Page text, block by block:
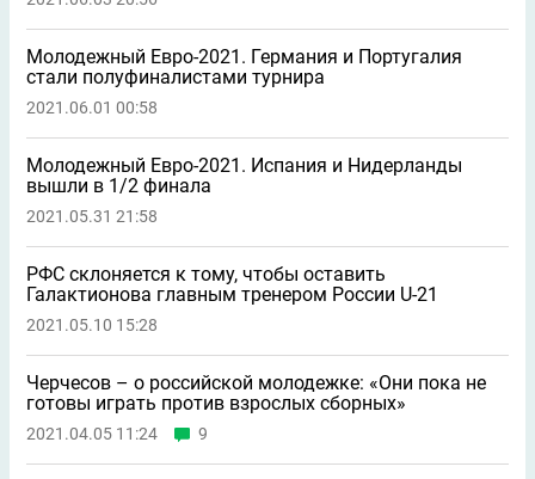
Молодежный Евро-2021. Германия и Португалия
стали полуфиналистами турнира
2021.06.01 00:58
Молодежный Евро-2021. Испания и Нидерланды
вышли в 1/2 финала
2021.05.31 21:58
РФС склоняется к тому, чтобы оставить
Галактионова главным тренером России U-21
2021.05.10 15:28
Черчесов – о российской молодежке: «Они пока не
готовы играть против взрослых сборных»
2021.04.05 11:24 9